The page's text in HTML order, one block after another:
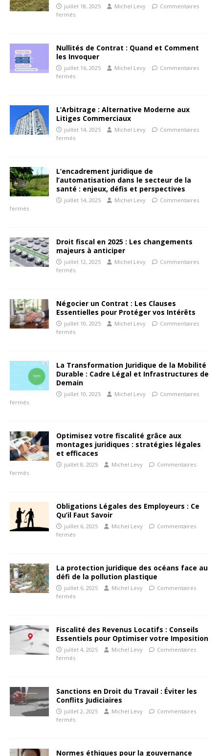
juillet 18, 2025 Michel Levy
Commentaires
fermés
Nullités de Contrat : Quand et Comment
les Invoquer
juillet 16, 2025 Michel Levy
Commentaires
fermés
L’Arbitrage : Alternative Moderne aux
Litiges Commerciaux
juillet 14, 2025 Michel Levy
Commentaires
fermés
L’encadrement juridique de
l’automatisation dans le secteur de la
santé : enjeux, défis et perspectives
juillet 14, 2025 Michel Levy
Commentaires
fermés
Droit fiscal en 2025 : Les changements
majeurs à anticiper
juillet 12, 2025 Michel Levy
Commentaires
fermés
Négocier un Contrat : Les Clauses
Essentielles pour Protéger vos Intérêts
juillet 10, 2025 Michel Levy
Commentaires
fermés
La Transformation Juridique de la Mobilité
Durable : Cadre Légal et Infrastructures de
Demain
juillet 10, 2025 Michel Levy
Commentaires
fermés
Optimisez votre fiscalité grâce aux
montages juridiques : stratégies légales
et efficaces
juillet 8, 2025 Michel Levy
Commentaires
fermés
Obligations Légales des Employeurs : Ce
Qu’il Faut Savoir
juillet 6, 2025 Michel Levy
Commentaires
fermés
La protection juridique des océans face au
défi de la pollution plastique
juillet 6, 2025 Michel Levy
Commentaires
fermés
Fiscalité des Revenus Locatifs : Conseils
Essentiels pour Optimiser votre Imposition
juillet 4, 2025 Michel Levy
Commentaires
fermés
Sanctions en Droit du Travail : Éviter les
Conflits Judiciaires
juillet 2, 2025 Michel Levy
Commentaires
fermés
Normes éthiques pour la gouvernance